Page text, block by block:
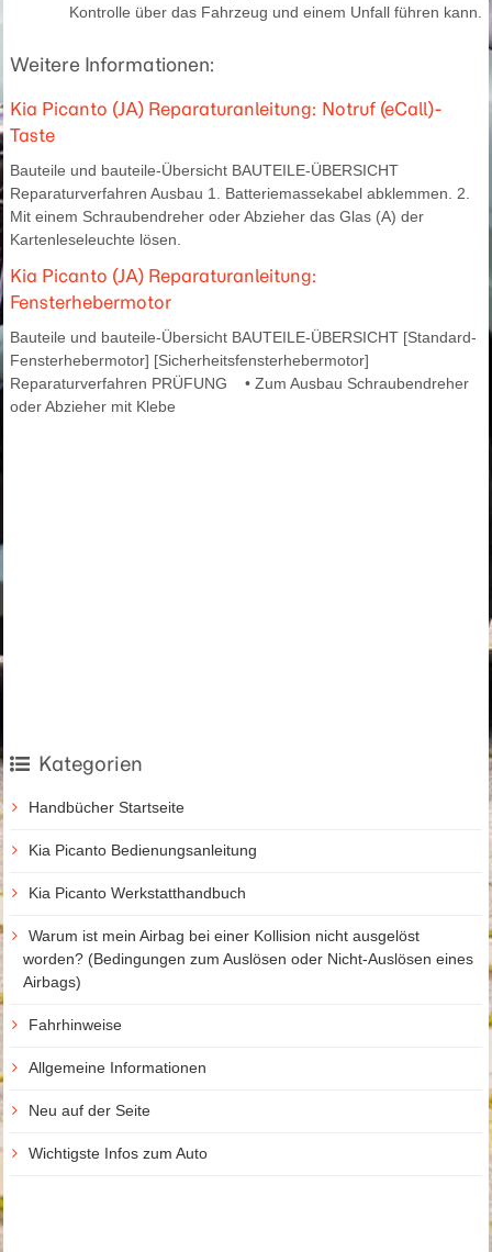
Kontrolle über das Fahrzeug und einem Unfall führen kann.
Weitere Informationen:
Kia Picanto (JA) Reparaturanleitung: Notruf (eCall)-
Taste
Bauteile und bauteile-Übersicht BAUTEILE-ÜBERSICHT
Reparaturverfahren Ausbau 1. Batteriemassekabel abklemmen. 2.
Mit einem Schraubendreher oder Abzieher das Glas (A) der
Kartenleseleuchte lösen.
Kia Picanto (JA) Reparaturanleitung:
Fensterhebermotor
Bauteile und bauteile-Übersicht BAUTEILE-ÜBERSICHT [Standard-
Fensterhebermotor] [Sicherheitsfensterhebermotor]
Reparaturverfahren PRÜFUNG • Zum Ausbau Schraubendreher
oder Abzieher mit Klebe
Kategorien
Handbücher Startseite
Kia Picanto Bedienungsanleitung
Kia Picanto Werkstatthandbuch
Warum ist mein Airbag bei einer Kollision nicht ausgelöst
worden? (Bedingungen zum Auslösen oder Nicht-Auslösen eines
Airbags)
Fahrhinweise
Allgemeine Informationen
Neu auf der Seite
Wichtigste Infos zum Auto